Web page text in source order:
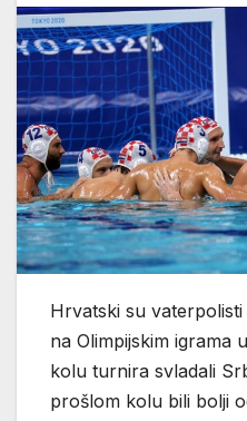
Hrvatski su
na Olimpijskim igrama
kolu turnira svladali
prošlom kolu bili bolji